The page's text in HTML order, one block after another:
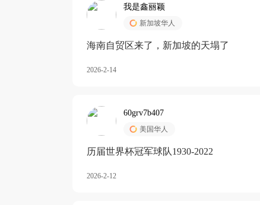
我是鑫丽颖
新加坡华人
海南自贸区来了，新加坡的天塌了
2026-2-14
60grv7b407
美国华人
历届世界杯冠军球队1930-2022
2026-2-12